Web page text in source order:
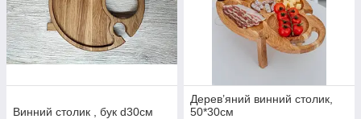
Винний столик , бук d30см
Дерев’яний винний столик,
50*30см